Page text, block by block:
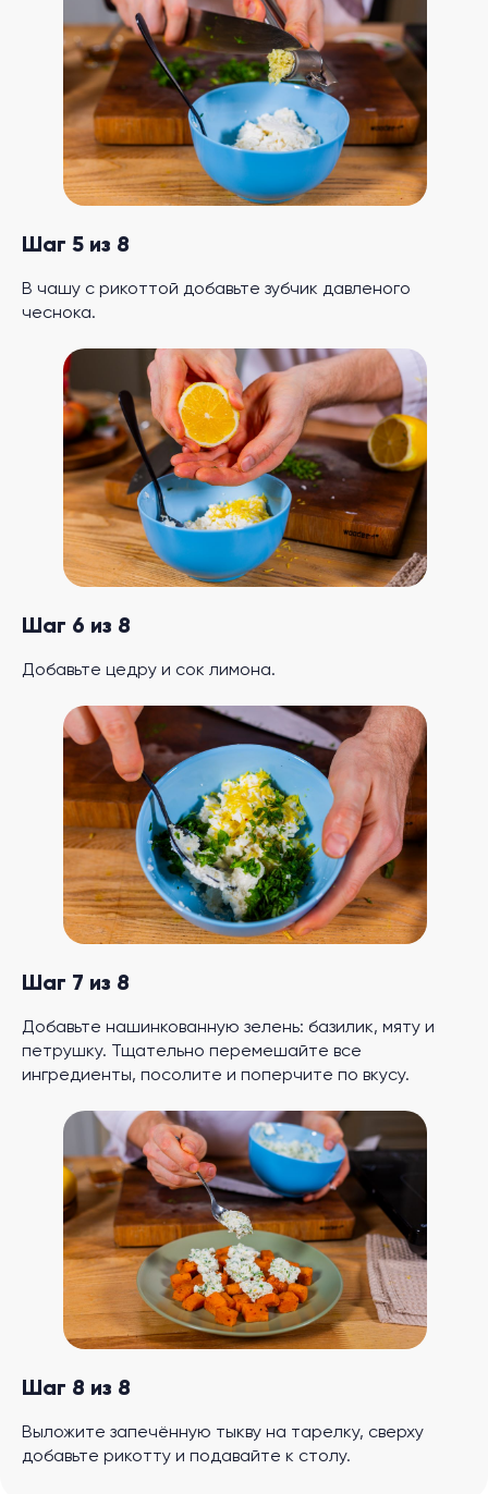
Шаг 5 из 8
В чашу с рикоттой добавьте зубчик давленого
чеснока.
Шаг 6 из 8
Добавьте цедру и сок лимона.
Шаг 7 из 8
Добавьте нашинкованную зелень: базилик, мяту и
петрушку. Тщательно перемешайте все
ингредиенты, посолите и поперчите по вкусу.
Шаг 8 из 8
Выложите запечённую тыкву на тарелку, сверху
добавьте рикотту и подавайте к столу.